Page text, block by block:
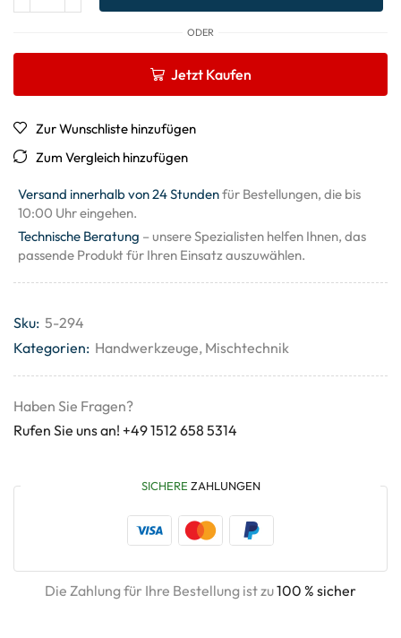
ODER
Jetzt Kaufen
Zur Wunschliste hinzufügen
Zum Vergleich hinzufügen
Versand innerhalb von 24 Stundenfür Bestellungen, die bis
10:00 Uhr eingehen.
Technische Beratung – unsere Spezialisten helfen Ihnen, das
passende Produkt für Ihren Einsatz auszuwählen.
Sku: 5-294
Kategorien: Handwerkzeuge, Mischtechnik
Haben Sie Fragen?
Rufen Sie uns an! +49 1512 658 5314
SICHERE ZAHLUNGEN
Die Zahlung für Ihre Bestellung ist zu100 % sicher